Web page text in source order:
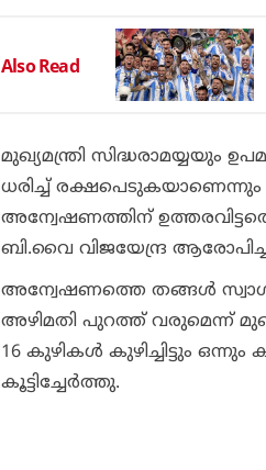
Also Read
മുഖ്യമന്ത്രി സിദ്ധരാമയ്യയും
ധരിച്ച്
അന്വേഷണത്തിന്
ബി.വൈ വിജയേന്ദ്ര
അന്വേഷണത്തെ തങ്ങള്‍
അഴിമതി പുറത്ത് വരുമെന്ന്
16 കുഴികള്‍ കുഴിച്ചിട്ടും
കൂട്ടിച്ചേര്‍ത്തു.